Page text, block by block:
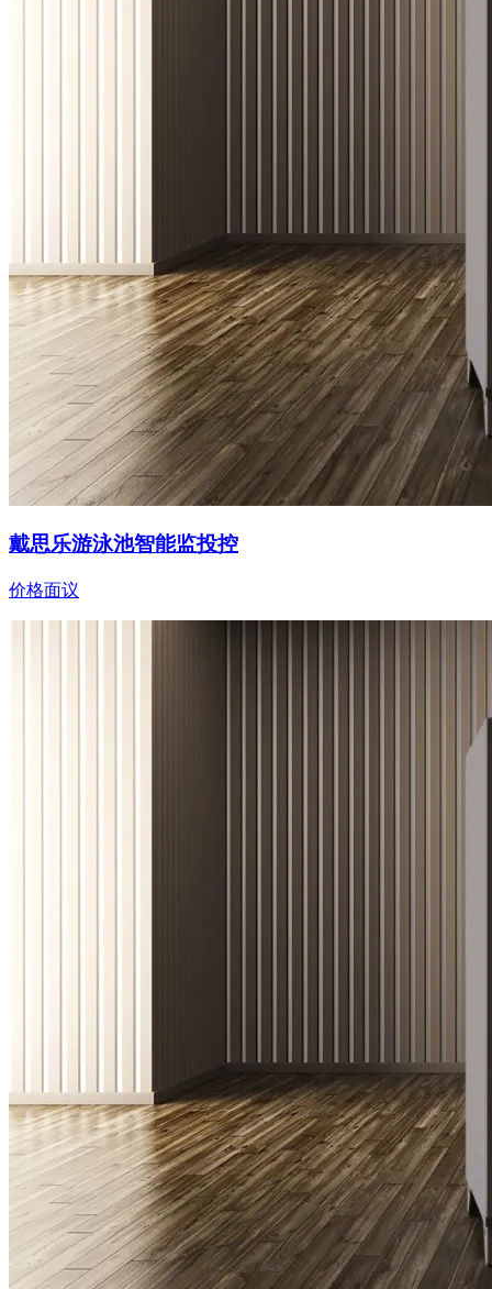
戴思乐游泳池智能监投控
价格面议